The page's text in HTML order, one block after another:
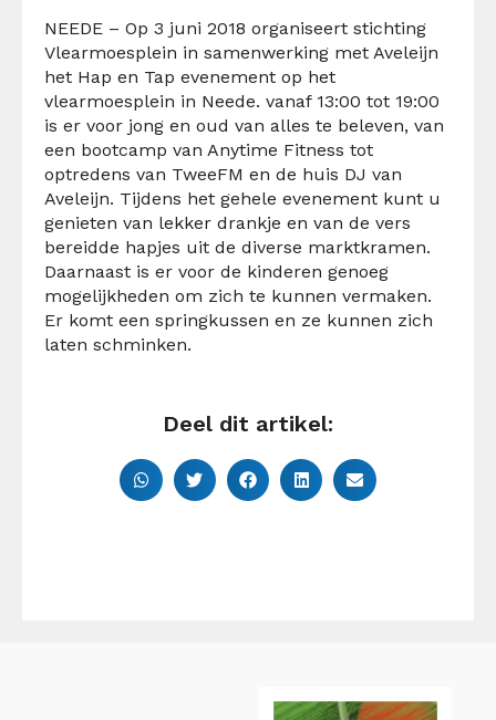
NEEDE – Op 3 juni 2018 organiseert stichting
Vlearmoesplein in samenwerking met Aveleijn
het Hap en Tap evenement op het
vlearmoesplein in Neede. vanaf 13:00 tot 19:00
is er voor jong en oud van alles te beleven, van
een bootcamp van Anytime Fitness tot
optredens van TweeFM en de huis DJ van
Aveleijn. Tijdens het gehele evenement kunt u
genieten van lekker drankje en van de vers
bereidde hapjes uit de diverse marktkramen.
Daarnaast is er voor de kinderen genoeg
mogelijkheden om zich te kunnen vermaken.
Er komt een springkussen en ze kunnen zich
laten schminken.
Deel dit artikel: